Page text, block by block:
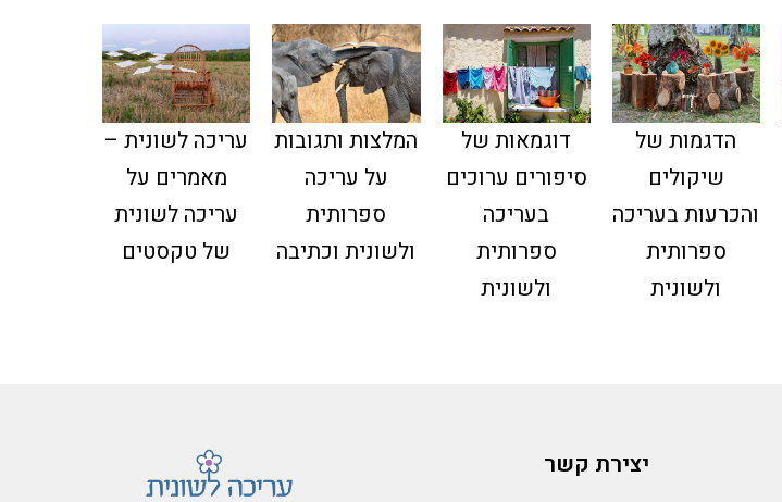
הדגמות של
שיקולים
והכרעות בעריכה
ספרותית
ולשונית
דוגמאות של
סיפורים ערוכים
בעריכה
ספרותית
ולשונית
המלצות ותגובות
על עריכה
ספרותית
ולשונית וכתיבה
עריכה לשונית –
מאמרים על
עריכה לשונית
של טקסטים
יצירת קשר